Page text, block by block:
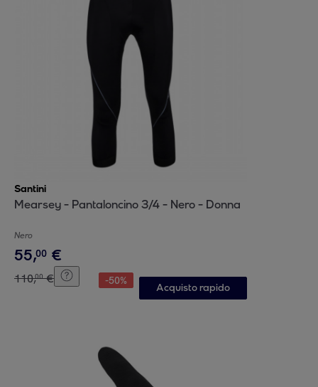
Santini
Mearsey - Pantaloncino 3/4 - Nero - Donna
Nero
55,00 €
110,00 € -50%
Acquisto rapido